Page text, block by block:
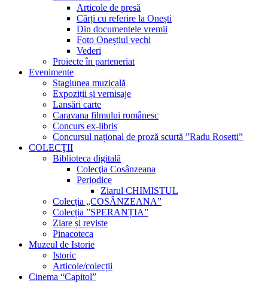
Articole de presă
Cărți cu referire la Onești
Din documentele vremii
Foto Oneștiul vechi
Vederi
Proiecte în parteneriat
Evenimente
Stagiunea muzicală
Expoziții și vernisaje
Lansări carte
Caravana filmului românesc
Concurs ex-libris
Concursul național de proză scurtă ”Radu Rosetti”
COLECŢII
Biblioteca digitală
Colecţia Cosânzeana
Periodice
Ziarul CHIMISTUL
Colecția „COSÂNZEANA”
Colecția ”SPERANȚIA”
Ziare și reviste
Pinacoteca
Muzeul de Istorie
Istoric
Articole/colecții
Cinema “Capitol”